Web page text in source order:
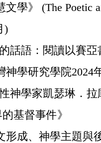
》 (The Poetic
)
話語：閱讀以賽
學研究學院2024
神學家凱瑟琳．拉
基督事件》
成、神學主題與